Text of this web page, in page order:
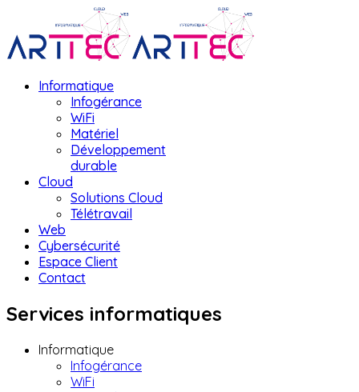
Informatique
Infogérance
WiFi
Matériel
Développement
durable
Cloud
Solutions Cloud
Télétravail
Web
Cybersécurité
Espace Client
Contact
Services informatiques
Informatique
Infogérance
WiFi